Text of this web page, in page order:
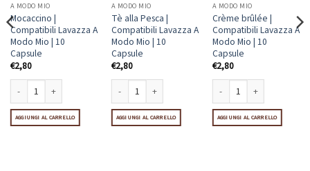
A MODO MIO
Mocaccino |
Compatibili Lavazza A
Modo Mio | 10
Capsule
€2,80
Mocaccino | Compatibili Lavazza A Modo Mio | 10 Capsule quantità
AGGIUNGI AL CARRELLO
A MODO MIO
Tè alla Pesca |
Compatibili Lavazza A
Modo Mio | 10
Capsule
€2,80
Tè alla Pesca | Compatibili Lavazza A Modo Mio | 10
AGGIUNGI AL CARRELLO
A MODO MIO
Crème brûlée |
Compatibili Lavazza A
Modo Mio | 10
Capsule
€2,80
Crème brûlée | Compatibili
AGGIUNGI AL CARRELLO
quantità
| Compatibili Lavazza A Modo Mio | 10 Capsule quantità